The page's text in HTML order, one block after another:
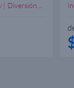
Diversión